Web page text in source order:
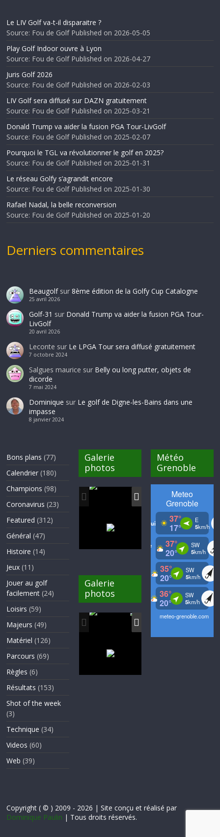
Le LIV Golf va-t-il disparaitre ?
Source: Fou de Golf Published on 2026-05-05
Play Golf Indoor ouvre à Lyon
Source: Fou de Golf Published on 2026-04-27
Juris Golf 2026
Source: Fou de Golf Published on 2026-02-03
LIV Golf sera diffusé sur DAZN gratuitement
Source: Fou de Golf Published on 2025-03-21
Donald Trump va aider la fusion PGA Tour-LivGolf
Source: Fou de Golf Published on 2025-02-07
Pourquoi le TGL va révolutionner le golf en 2025?
Source: Fou de Golf Published on 2025-01-31
Le réseau Golfy s’agrandit encore
Source: Fou de Golf Published on 2025-01-30
Rafael Nadal, la belle reconversion
Source: Fou de Golf Published on 2025-01-20
Derniers commentaires
Beaugolfsur 8ème édition de la Golfy Cup Catalogne
25 avril 2026
Golf-31 sur Donald Trump va aider la fusion PGA Tour-
LivGolf
20 avril 2026
Leconte sur Le LPGA Tour sera diffusé gratuitement
7 octobre 2024
Salgues maurice sur Belly ou long putter, objets de
dicorde
7 mai 2024
Dominique sur Le golf de Digne-les-Bains dans une
impasse
8 janvier 2024
Bons plans (77)
Calendrier (180)
Champions (98)
Coronavirus (23)
Featured (312)
Général (47)
Histoire (14)
Jeux (11)
Jouer au golf
facilement (24)
Loisirs (59)
Majeurs (49)
Matériel (126)
Parcours (69)
Règles (6)
Résultats (153)
Shot of the week
(3)
Technique (34)
Videos (60)
Web (39)
Galerie
photos
Galerie
photos
Météo
Grenoble
Copyright ( © ) 2009 - 2026 | Site conçu et réalisé par
Dominique Paulin | Tous droits réservés.